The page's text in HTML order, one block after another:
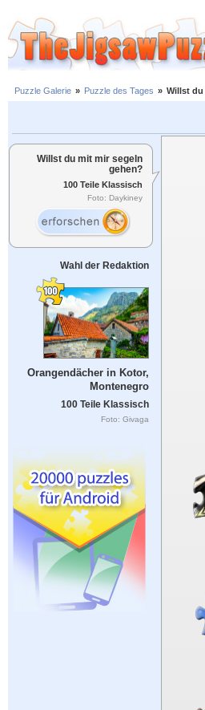
Puzzle Galerie » Puzzle des Tages » Willst du
Willst du mit mir segeln
gehen?
100 Teile Klassisch
Foto: Daykiney
Wahl der Redaktion
Orangendächer in Kotor,
Montenegro
100 Teile Klassisch
Foto: Givaga